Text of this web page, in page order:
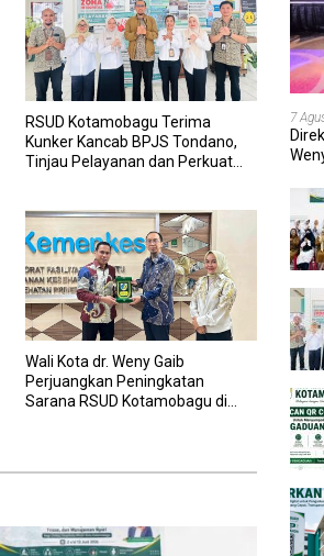
RSUD Kotamobagu Terima
Kunker Kancab BPJS Tondano,
Tinjau Pelayanan dan Perkuat
Wali Kota dr. Weny Gaib
Perjuangkan Peningkatan
Sarana RSUD Kotamobagu di
7